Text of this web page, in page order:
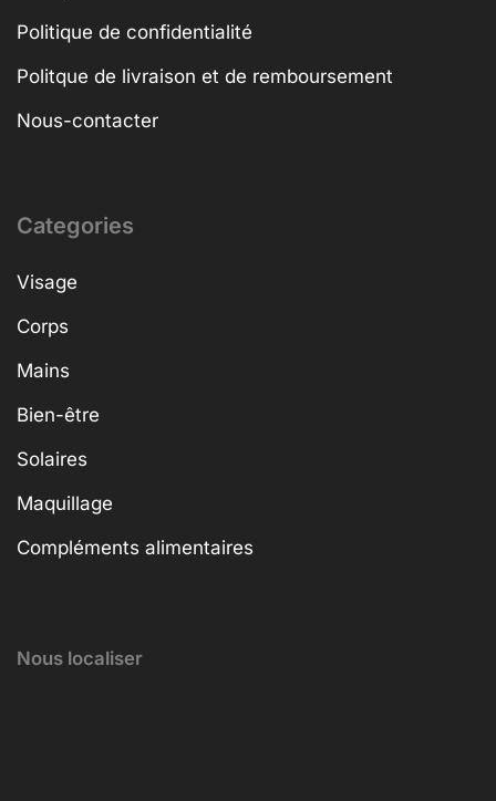
Politique de confidentialité
Politque de livraison et de remboursement
Nous-contacter
Categories
Visage
Corps
Mains
Bien-être
Solaires
Maquillage
Compléments alimentaires
Nous localiser